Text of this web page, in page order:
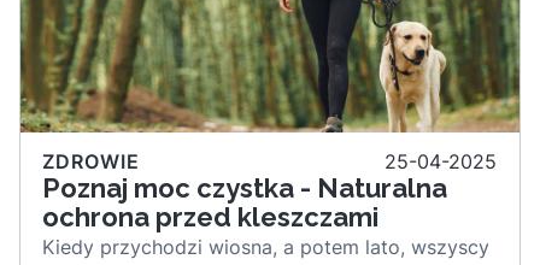
ZDROWIE 25-04-2025
Poznaj moc czystka - Naturalna
ochrona przed kleszczami
Kiedy przychodzi wiosna, a potem lato, wszyscy